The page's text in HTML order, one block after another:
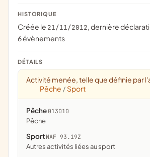
HISTORIQUE
Créée le 21/11/2012, dernière
6 évènements
DÉTAILS
Activité menée, telle que définie par
Pêche / Sport
Pêche 013010
pêche
Sport NAF 93.19Z
Autres activités liées au sport